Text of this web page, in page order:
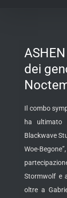
dei
Il combo
ha
Blackwave
Woe-
Stormwolf e
oltre a